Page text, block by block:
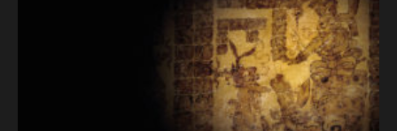
КОНЦЕРТЫ в Рахманиновском зале + прямая
«Жемчужная нить». Китайская
классическая музыка.